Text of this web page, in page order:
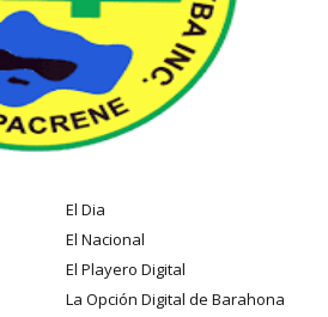
El Dia
El Nacional
El Playero Digital
La Opción Digital de Barahona